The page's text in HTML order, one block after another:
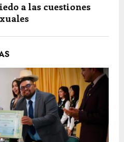
a las cuestiones